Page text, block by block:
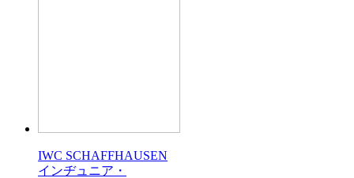
IWC SCHAFFHAUSEN
インヂュニア・